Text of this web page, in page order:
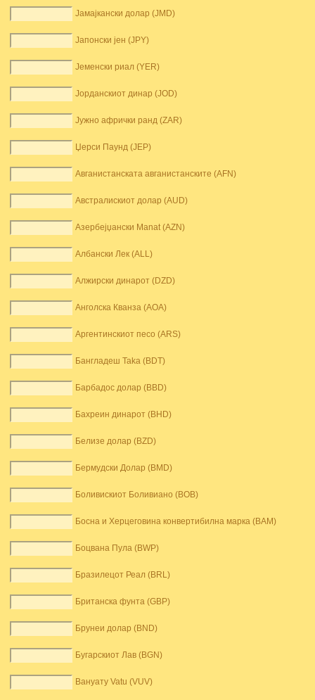
Јамајкански долар (JMD)
Јапонски јен (JPY)
Јеменски риал (YER)
Јорданскиот динар (JOD)
Јужно афрички ранд (ZAR)
Џерси Паунд (JEP)
Авганистанската авганистанските (AFN)
Австралискиот долар (AUD)
Азербејџански Manat (AZN)
Албански Лек (ALL)
Алжирски динарот (DZD)
Анголска Кванза (AOA)
Аргентинскиот песо (ARS)
Бангладеш Taka (BDT)
Барбадос долар (BBD)
Бахреин динарот (BHD)
Белизе долар (BZD)
Бермудски Долар (BMD)
Боливискиот Боливиано (BOB)
Босна и Херцеговина конвертибилна марка (BAM)
Боцвана Пула (BWP)
Бразилецот Реал (BRL)
Британска фунта (GBP)
Брунеи долар (BND)
Бугарскиот Лав (BGN)
Вануату Vatu (VUV)